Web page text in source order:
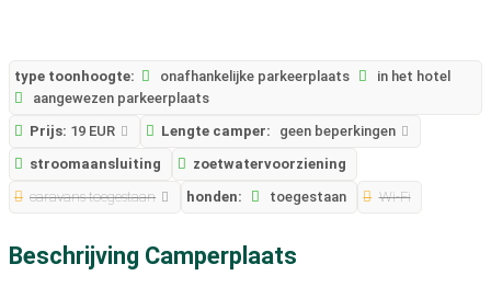
type toonhoogte: onafhankelijke parkeerplaats
in het hotel
aangewezen parkeerplaats
Prijs: 19 EUR Lengte camper:
geen beperkingen
stroomaansluiting
zoetwatervoorziening
caravans toegestaan
honden: toegestaan Wi-Fi
Beschrijving Camperplaats